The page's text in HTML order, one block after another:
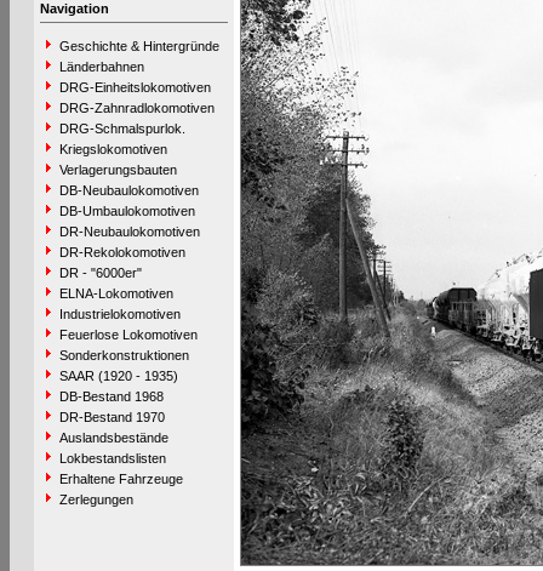
Navigation
Geschichte & Hintergründe
Länderbahnen
DRG-Einheitslokomotiven
DRG-Zahnradlokomotiven
DRG-Schmalspurlok.
Kriegslokomotiven
Verlagerungsbauten
DB-Neubaulokomotiven
DB-Umbaulokomotiven
DR-Neubaulokomotiven
DR-Rekolokomotiven
DR - "6000er"
ELNA-Lokomotiven
Industrielokomotiven
Feuerlose Lokomotiven
Sonderkonstruktionen
SAAR (1920 - 1935)
DB-Bestand 1968
DR-Bestand 1970
Auslandsbestände
Lokbestandslisten
Erhaltene Fahrzeuge
Zerlegungen